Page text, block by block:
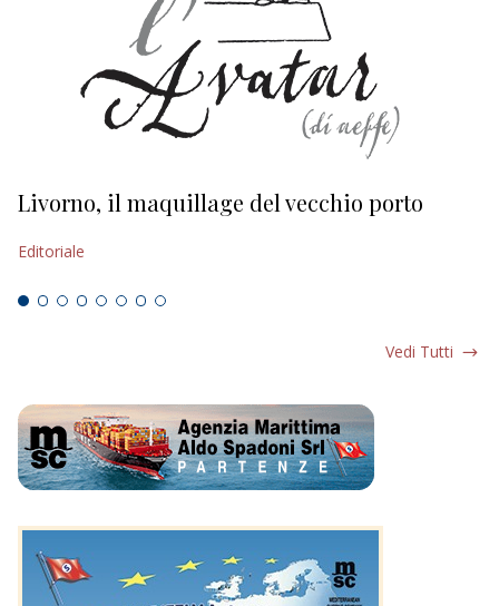
Livorno, il maquillage del vecchio porto
Editoriale
Vedi Tutti